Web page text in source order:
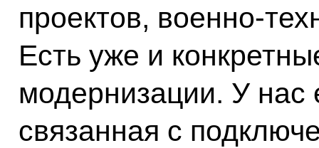
проектов, военно-
Есть уже и
модернизации. У нас
связанная с